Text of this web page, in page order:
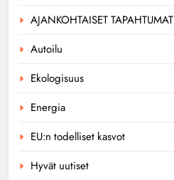
AJANKOHTAISET TAPAHTUMAT
Autoilu
Ekologisuus
Energia
EU:n todelliset kasvot
Hyvät uutiset